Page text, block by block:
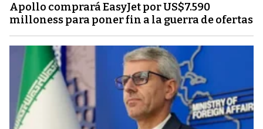
Apollo comprará EasyJet por US$7.590
milloness para poner fin a la guerra de ofertas